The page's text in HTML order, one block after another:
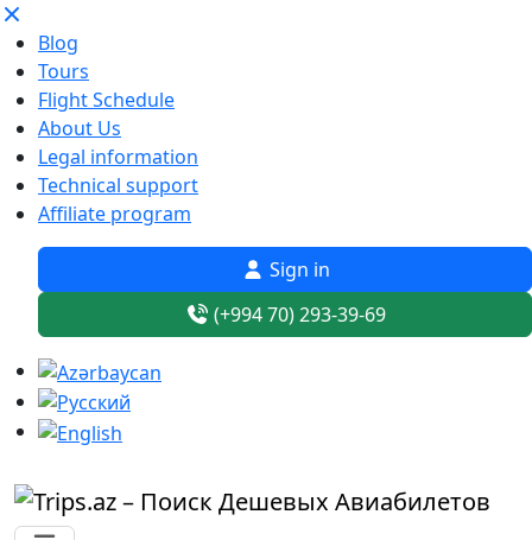
Blog
Tours
Flight Schedule
About Us
Legal information
Technical support
Affiliate program
Sign in
(+994 70) 293-39-69